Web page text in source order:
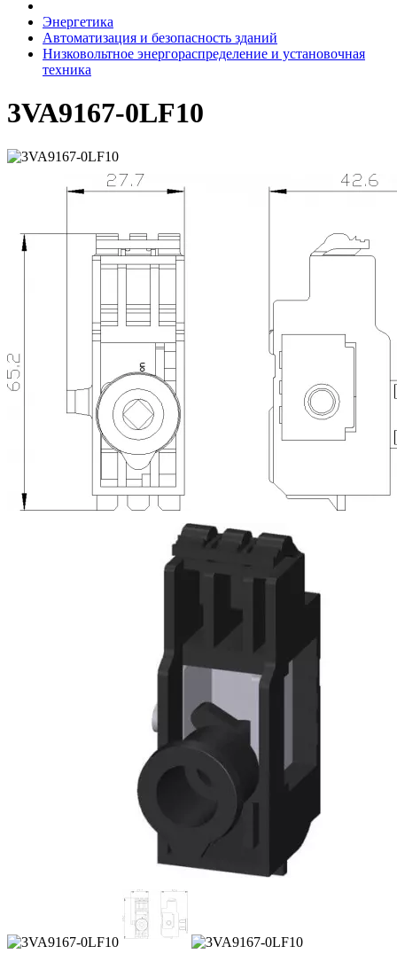
Энергетика
Автоматизация и безопасность зданий
Низковольтное энергораспределение и установочная
техника
3VA9167-0LF10